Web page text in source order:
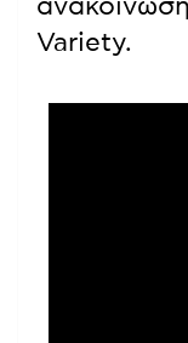
Variety.